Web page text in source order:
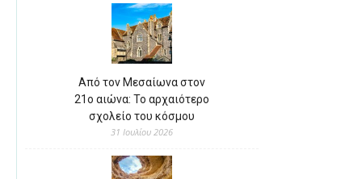
Από τον Μεσαίωνα στον
21ο αιώνα: Το αρχαιότερο
σχολείο του κόσμου
31 Ιουλίου 2026